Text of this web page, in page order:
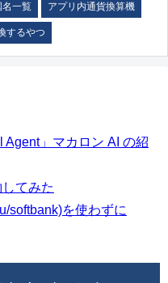
名一覧 アプリ内通貨換算機
するやつ
」マカロン AI の紹
てみた
softbank)を使わずに